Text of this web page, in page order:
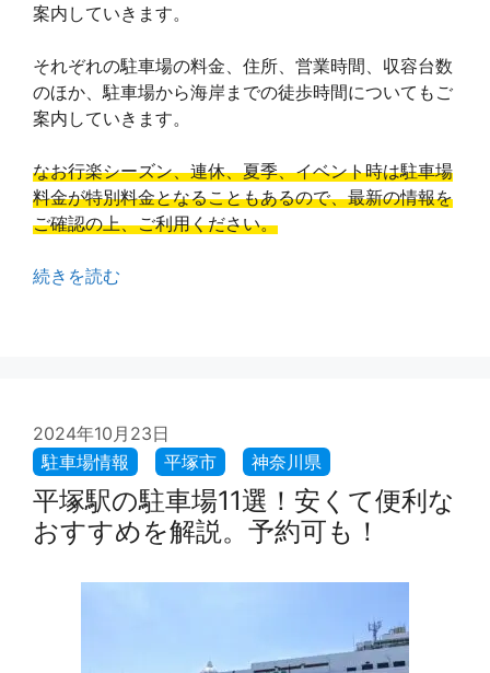
案内していきます。
それぞれの駐車場の料金、住所、営業時間、収容台数
のほか、駐車場から海岸までの徒歩時間についてもご
案内していきます。
なお行楽シーズン、連休、夏季、イベント時は駐車場
料金が特別料金となることもあるので、最新の情報を
ご確認の上、ご利用ください。
続きを読む
2024年10月23日
平塚駅の駐車場11選！安くて便利な
おすすめを解説。予約可も！